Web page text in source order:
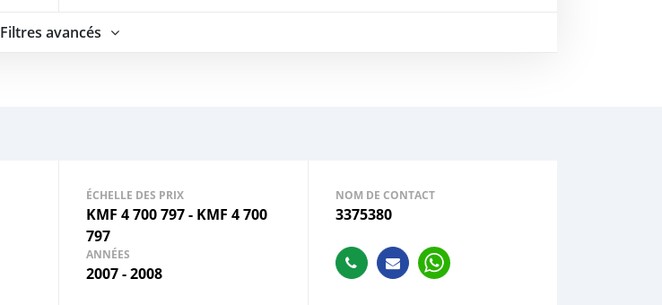
Filtres avancés
ÉCHELLE DES PRIX
KMF 4 700 797- KMF 4 700
797
ANNÉES
2007 - 2008
NOM DE CONTACT
3375380